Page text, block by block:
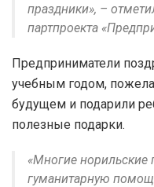
праздники», –
партпроекта
Предприниматели
учебным годом,
будущем и подарили
полезные подарки.
«Многие
гуманитарную